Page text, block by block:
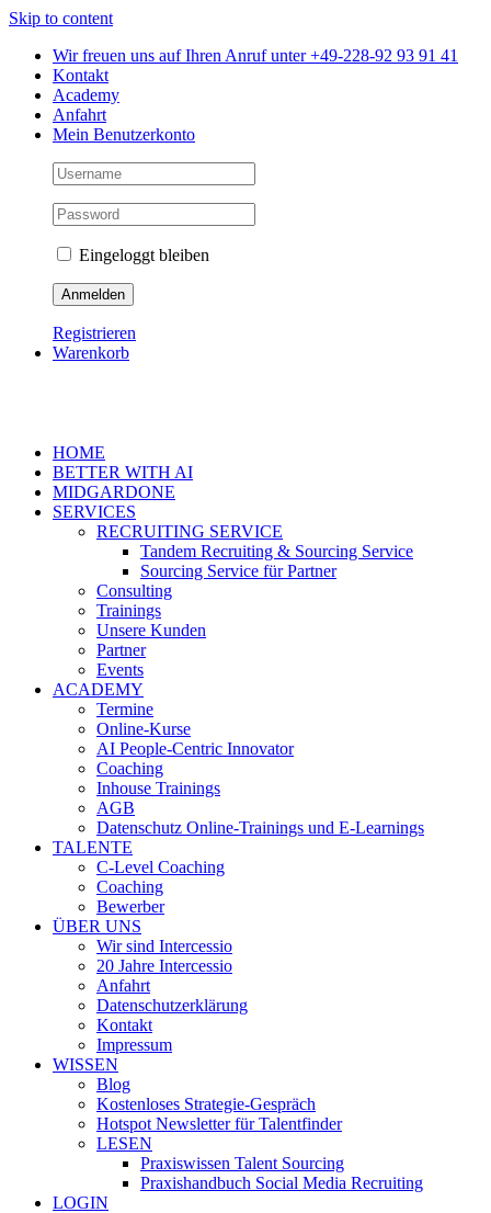
Skip to content
Wir freuen uns auf Ihren Anruf unter +49-228-92 93 91 41
Kontakt
Academy
Anfahrt
Mein Benutzerkonto
Eingeloggt bleiben
Registrieren
Warenkorb
HOME
BETTER WITH AI
MIDGARDONE
SERVICES
RECRUITING SERVICE
Tandem Recruiting & Sourcing Service
Sourcing Service für Partner
Consulting
Trainings
Unsere Kunden
Partner
Events
ACADEMY
Termine
Online-Kurse
AI People-Centric Innovator
Coaching
Inhouse Trainings
AGB
Datenschutz Online-Trainings und E-Learnings
TALENTE
C-Level Coaching
Coaching
Bewerber
ÜBER UNS
Wir sind Intercessio
20 Jahre Intercessio
Anfahrt
Datenschutzerklärung
Kontakt
Impressum
WISSEN
Blog
Kostenloses Strategie-Gespräch
Hotspot Newsletter für Talentfinder
LESEN
Praxiswissen Talent Sourcing
Praxishandbuch Social Media Recruiting
LOGIN